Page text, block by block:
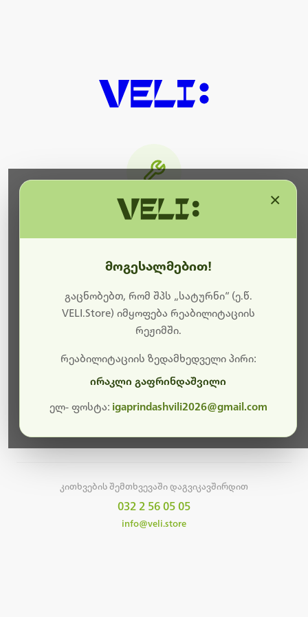
ბოდიშს გიხდით შეფერხებისთვის. ამჟამად
მიმდინარეობს საიტის განახლება და ტექნიკური
სამუშაოები.
მალე ისევ ხელმისაწვდომი იქნება. გმადლობთ
კითხვების შემთხვევაში დაგვიკავშირდით
032 2 56 05 05
info@veli.store
მოგესალმებით!
გაცნობებთ, რომ შპს „სატურნი“ (ე.წ.
VELI.Store) იმყოფება რეაბილიტაციის
რეჟიმში.
რეაბილიტაციის ზედამხედველი პირი:
ირაკლი გაფრინდაშვილი
ელ- ფოსტა: igaprindashvili2026@gmail.com
×